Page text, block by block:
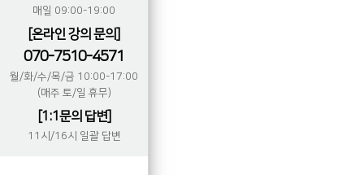
매일 09:00-19:00
[온라인 강의 문의]
070-7510-4571
월/화/수/목/금 10:00-17:00
(매주 토/일 휴무)
[1:1문의 답변]
11시/16시 일괄 답변